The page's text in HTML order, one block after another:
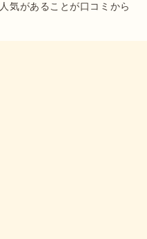
気があることが口コミから